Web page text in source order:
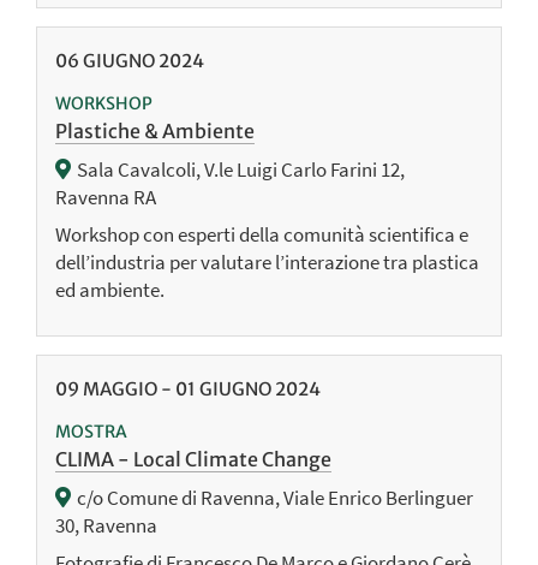
06 GIUGNO 2024
WORKSHOP
Plastiche & Ambiente
Sala Cavalcoli, V.le Luigi Carlo Farini 12,
Ravenna RA
Workshop con esperti della comunità scientifica e
dell’industria per valutare l’interazione tra plastica
ed ambiente.
09 MAGGIO - 01 GIUGNO 2024
MOSTRA
CLIMA - Local Climate Change
c/o Comune di Ravenna, Viale Enrico Berlinguer
30, Ravenna